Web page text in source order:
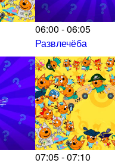
06:00 - 06:05
Развлечёба
07:05 - 07:10